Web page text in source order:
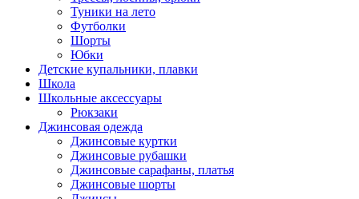
Туники на лето
Футболки
Шорты
Юбки
Детские купальники, плавки
Школа
Школьные аксессуары
Рюкзаки
Джинсовая одежда
Джинсовые куртки
Джинсовые рубашки
Джинсовые сарафаны, платья
Джинсовые шорты